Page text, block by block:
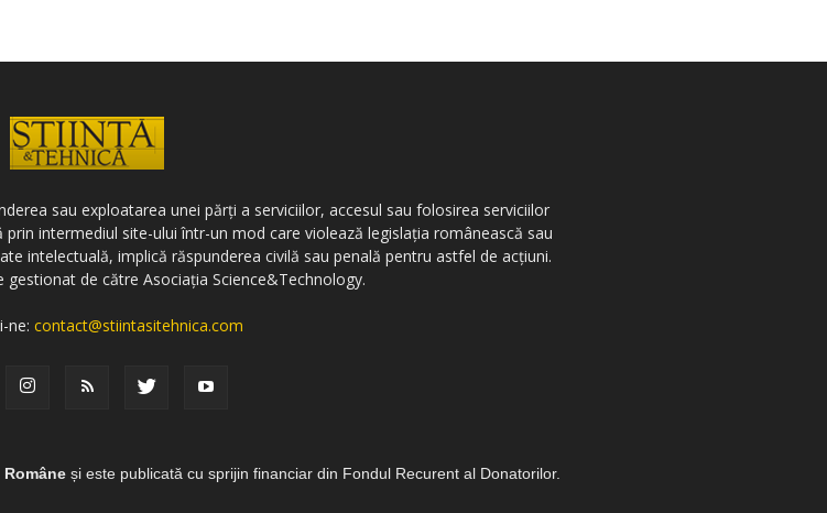
sau exploatarea unei părți a serviciilor, accesul sau folosirea serviciilor
intermediul site-ului într-un mod care violează legislația românească sau
intelectuală, implică răspunderea civilă sau penală pentru astfel de acțiuni.
gestionat de către Asociația Science&Technology.
ne:contact@stiintasitehnica.com
și este publicată cu sprijin financiar din Fondul Recurent al Donatorilor.